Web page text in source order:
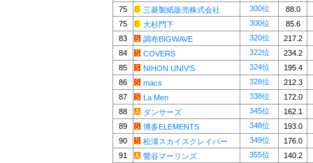
75
三菱製紙販売株式会社 300位
88.0
75
大杉門下 300位
85.6
83
調布BIGWAVE 320位
217.2
84
COVERS 322位
234.2
85
NIHON UNIV'S 324位
195.4
86
macs 328位
212.3
87
La Men 338位
172.0
88
ダンサーズ 345位
162.1
89
博多ELEMENTS 348位
193.0
90
松濤スカイスクレイパー 349位
176.0
91
鶯谷マーリンズ 355位
140.2